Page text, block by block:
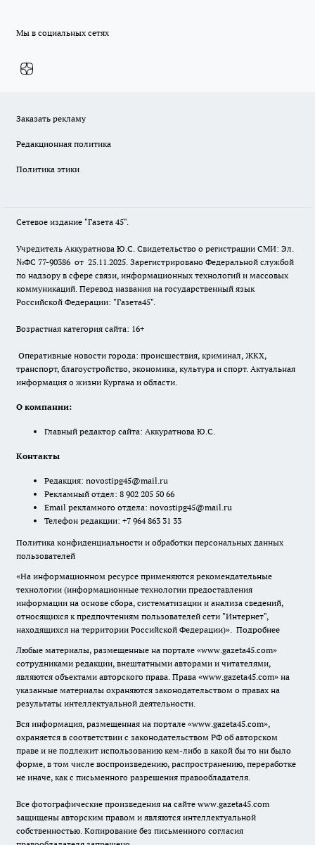
Мы в социальных сетях
Заказать рекламу
Редакционная политика
Политика этики
Сетевое издание "Газета 45".
Учредитель Аккуратнова Ю.С. Свидетельство о регистрации СМИ: Эл.
№ФС 77-90386 от 25.11.2025. Зарегистрировано Федеральной службой
по надзору в сфере связи, информационных технологий и массовых
коммуникаций. Перевод названия на государственный язык
Российской Федерации: "Газета45".
Возрастная категория сайта: 16+
Оперативные новости города: происшествия, криминал, ЖКХ,
транспорт, благоустройство, экономика, культура и спорт. Актуальная
информация о жизни Кургана и области.
О компании:
Главный редактор сайта: Аккуратнова Ю.С.
Контакты
Редакция: novostipg45@mail.ru
Рекламный отдел: 8 902 205 50 66
Email рекламного отдела: novostipg45@mail.ru
Телефон редакции: +7 964 863 31 33
Политика конфиденциальности и обработки персональных данных
пользователей
«На информационном ресурсе применяются рекомендательные
технологии (информационные технологии предоставления
информации на основе сбора, систематизации и анализа сведений,
относящихся к предпочтениям пользователей сети "Интернет",
находящихся на территории Российской Федерации)». Подробнее
Любые материалы, размещенные на портале «www.gazeta45.com»
сотрудниками редакции, внештатными авторами и читателями,
являются объектами авторского права. Права «www.gazeta45.com» на
указанные материалы охраняются законодательством о правах на
результаты интеллектуальной деятельности.
Вся информация, размещенная на портале «www.gazeta45.com»,
охраняется в соответствии с законодательством РФ об авторском
праве и не подлежит использованию кем-либо в какой бы то ни было
форме, в том числе воспроизведению, распространению, переработке
не иначе, как с письменного разрешения правообладателя.
Все фотографические произведения на сайте www.gazeta45.com
защищены авторским правом и являются интеллектуальной
собственностью. Копирование без письменного согласия